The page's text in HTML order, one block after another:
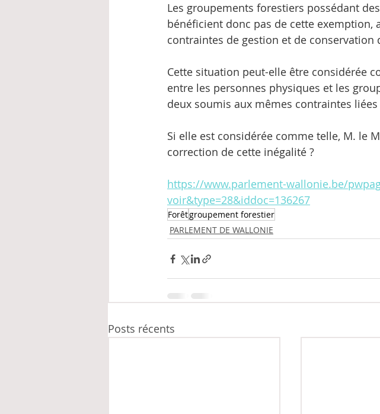
Les groupements forestiers possédant
bénéficient donc pas de cette
contraintes de gestion et de conservation
Cette situation peut-elle être considérée
entre les personnes physiques et les
deux soumis aux mêmes contraintes liées
Si elle est considérée comme telle, M. le
correction de cette inégalité ?
https://www.parlement-wallonie.be/
voir&type=28&iddoc=136267
Forêtgroupement forestier
PARLEMENT DE WALLONIE
Posts récents